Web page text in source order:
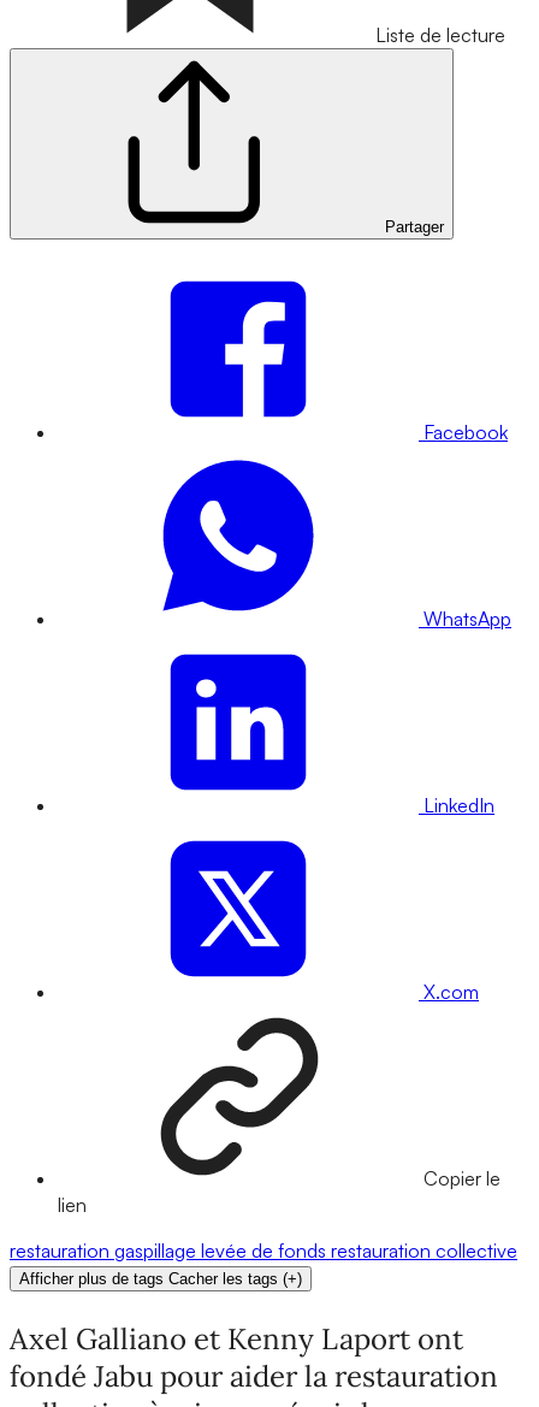
Liste de lecture
Partager
Facebook
WhatsApp
LinkedIn
X.com
Copier le
lien
restauration gaspillage levée de fonds restauration collective
Afficher plus de tags Cacher les tags (+)
Axel Galliano et Kenny Laport ont
fondé Jabu pour aider la restauration